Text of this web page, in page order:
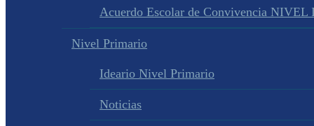
Acuerdo Escolar de Convivencia
Nivel Primario
Ideario Nivel Primario
Noticias